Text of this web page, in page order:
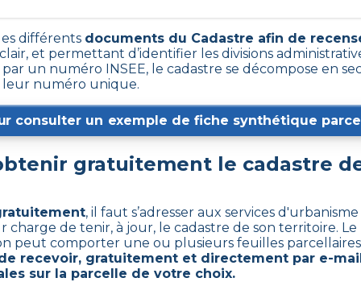
différents documents du Cadastre afin de
et permettant d’identifier les divisions
un numéro INSEE, le cadastre se décompose en
leur numéro unique.
consulter un exemple de fiche synthétique
gratuitement le cadastre
, il faut s’adresser aux services
de tenir, à jour, le cadastre de son territoire.
peut comporter une ou plusieurs feuilles
recevoir, gratuitement et directement par e-
sur la parcelle de votre choix.